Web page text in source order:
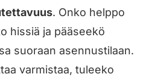
. Onko helppo
hissiä ja pääseekö
suoraan asennustilaan.
varmistaa, tuleeko